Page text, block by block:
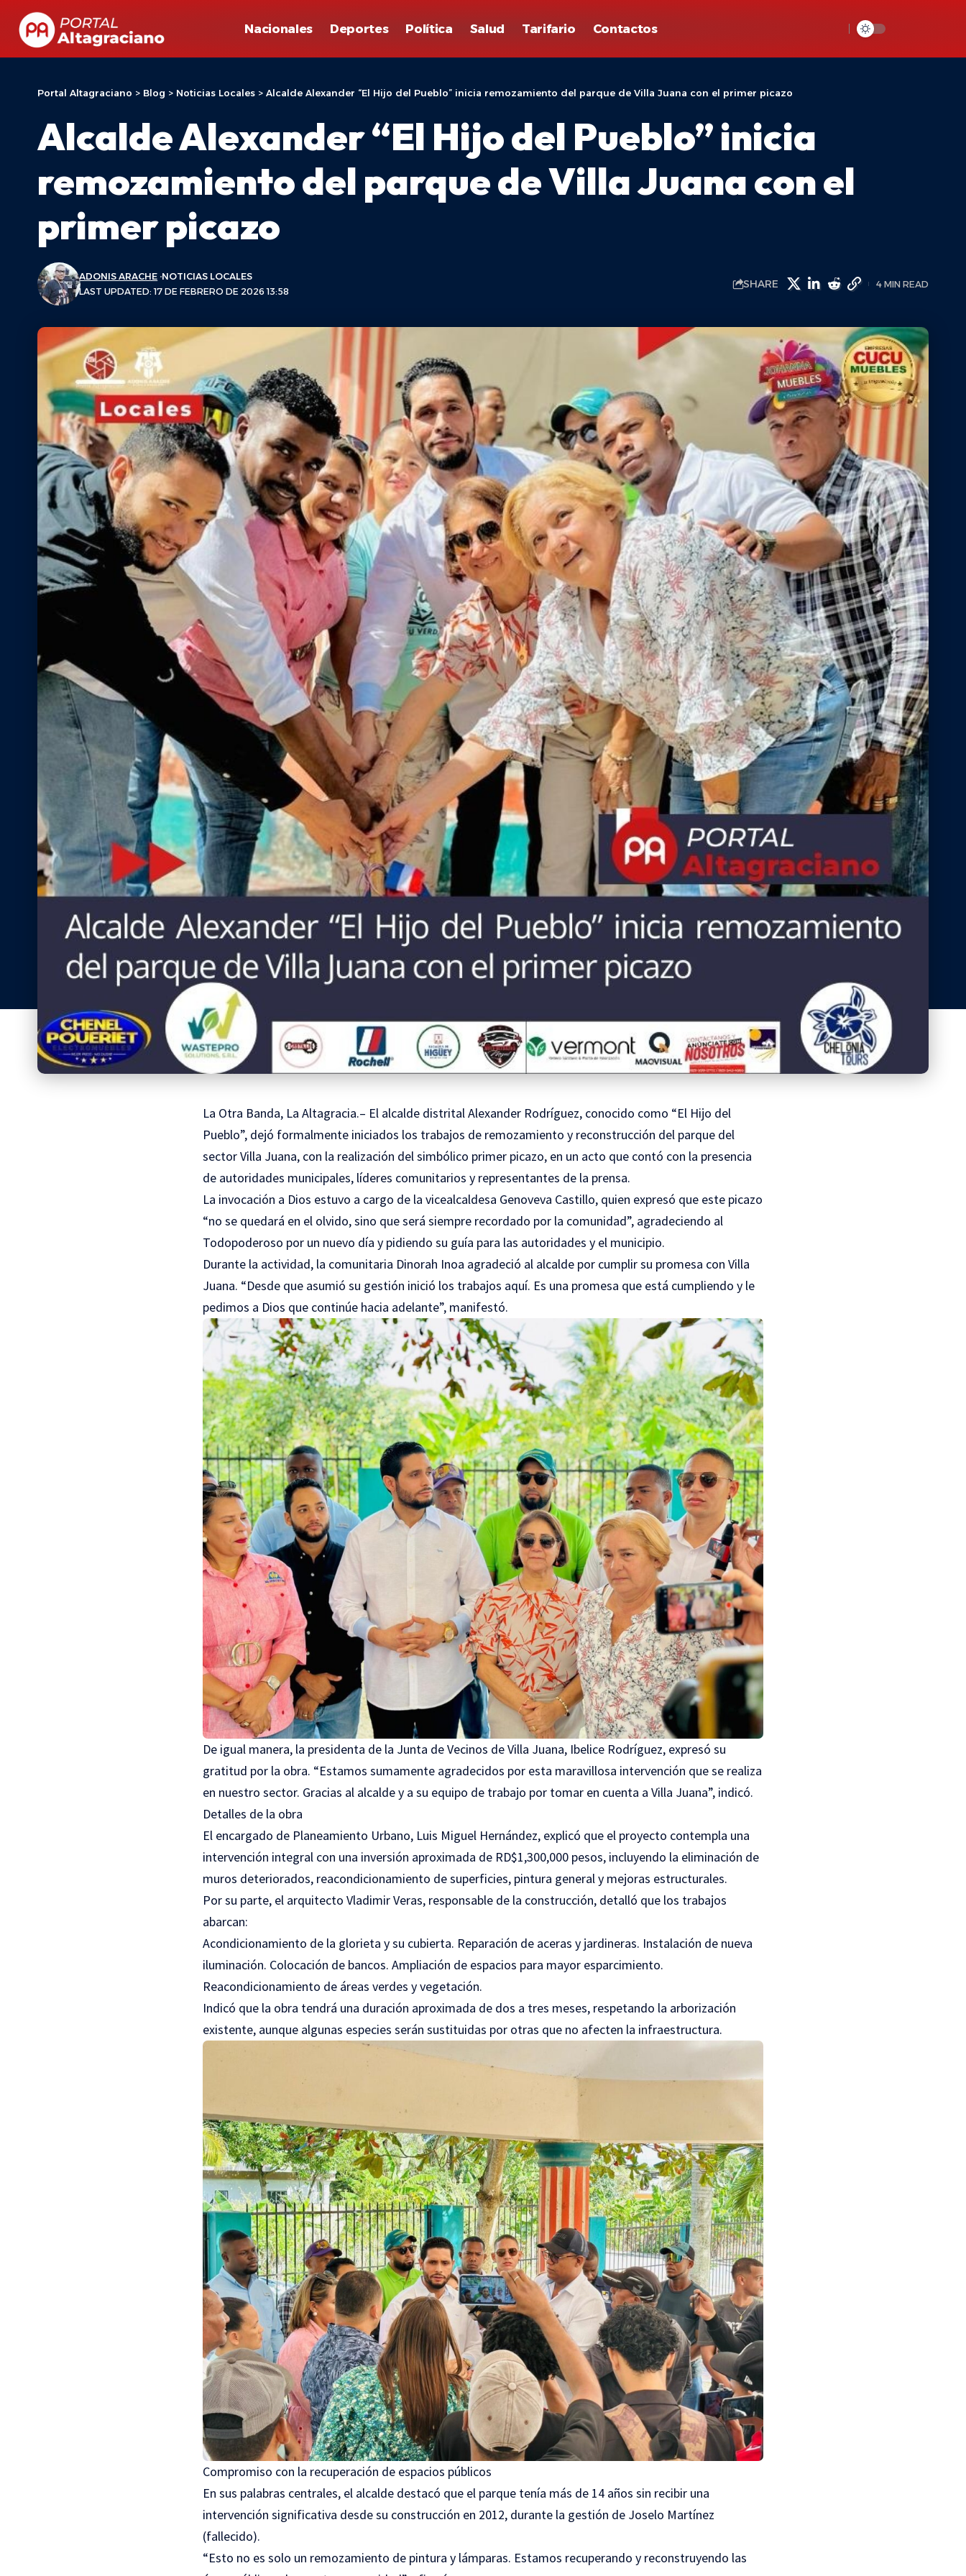
Nacionales Deportes Política Salud Tarifario Contactos
Portal Altagraciano > Blog > Noticias Locales > Alcalde Alexander “El Hijo del Pueblo” inicia remozamiento del parque de Villa Juana con el primer picazo
Alcalde Alexander “El Hijo del Pueblo” inicia
remozamiento del parque de Villa Juana con el
primer picazo
LAST UPDATED: 17 DE FEBRERO DE 2026 13:58
ADONIS ARACHE NOTICIAS LOCALES
SHARE 4 MIN READ
La Otra Banda, La Altagracia.– El alcalde distrital Alexander Rodríguez, conocido como “El Hijo del
Pueblo”, dejó formalmente iniciados los trabajos de remozamiento y reconstrucción del parque del
sector Villa Juana, con la realización del simbólico primer picazo, en un acto que contó con la presencia
de autoridades municipales, líderes comunitarios y representantes de la prensa.
La invocación a Dios estuvo a cargo de la vicealcaldesa Genoveva Castillo, quien expresó que este picazo
“no se quedará en el olvido, sino que será siempre recordado por la comunidad”, agradeciendo al
Todopoderoso por un nuevo día y pidiendo su guía para las autoridades y el municipio.
Durante la actividad, la comunitaria Dinorah Inoa agradeció al alcalde por cumplir su promesa con Villa
Juana. “Desde que asumió su gestión inició los trabajos aquí. Es una promesa que está cumpliendo y le
pedimos a Dios que continúe hacia adelante”, manifestó.
De igual manera, la presidenta de la Junta de Vecinos de Villa Juana, Ibelice Rodríguez, expresó su
gratitud por la obra. “Estamos sumamente agradecidos por esta maravillosa intervención que se realiza
en nuestro sector. Gracias al alcalde y a su equipo de trabajo por tomar en cuenta a Villa Juana”, indicó.
Detalles de la obra
El encargado de Planeamiento Urbano, Luis Miguel Hernández, explicó que el proyecto contempla una
intervención integral con una inversión aproximada de RD$1,300,000 pesos, incluyendo la eliminación de
muros deteriorados, reacondicionamiento de superficies, pintura general y mejoras estructurales.
Por su parte, el arquitecto Vladimir Veras, responsable de la construcción, detalló que los trabajos
abarcan:
Acondicionamiento de la glorieta y su cubierta. Reparación de aceras y jardineras. Instalación de nueva
iluminación. Colocación de bancos. Ampliación de espacios para mayor esparcimiento.
Reacondicionamiento de áreas verdes y vegetación.
Indicó que la obra tendrá una duración aproximada de dos a tres meses, respetando la arborización
existente, aunque algunas especies serán sustituidas por otras que no afecten la infraestructura.
Compromiso con la recuperación de espacios públicos
En sus palabras centrales, el alcalde destacó que el parque tenía más de 14 años sin recibir una
intervención significativa desde su construcción en 2012, durante la gestión de Joselo Martínez
(fallecido).
“Esto no es solo un remozamiento de pintura y lámparas. Estamos recuperando y reconstruyendo las